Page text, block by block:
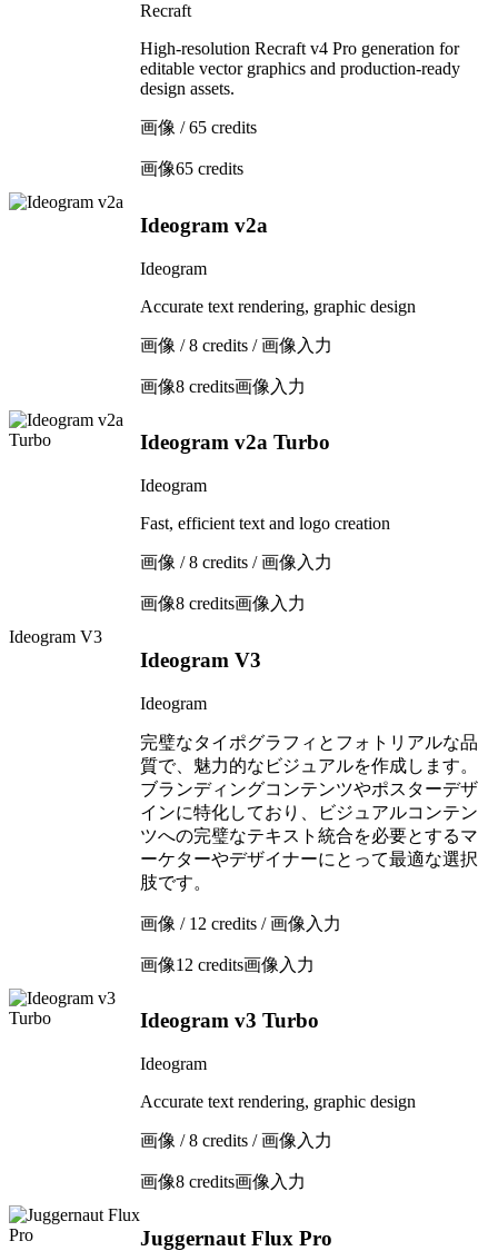
Recraft
High-resolution Recraft v4 Pro generation for
editable vector graphics and production-ready
design assets.
画像 / 65 credits
画像65 credits
Ideogram v2a
Ideogram
Accurate text rendering, graphic design
画像 / 8 credits / 画像入力
画像8 credits画像入力
Ideogram v2a Turbo
Ideogram
Fast, efficient text and logo creation
画像 / 8 credits / 画像入力
画像8 credits画像入力
Ideogram V3
Ideogram V3
Ideogram
完璧なタイポグラフィとフォトリアルな品
質で、魅力的なビジュアルを作成します。
ブランディングコンテンツやポスターデザ
インに特化しており、ビジュアルコンテン
ツへの完璧なテキスト統合を必要とするマ
ーケターやデザイナーにとって最適な選択
肢です。
画像 / 12 credits / 画像入力
画像12 credits画像入力
Ideogram v3 Turbo
Ideogram
Accurate text rendering, graphic design
画像 / 8 credits / 画像入力
画像8 credits画像入力
Juggernaut Flux Pro